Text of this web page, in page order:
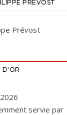
PRÉVOST
D'OR
servie par